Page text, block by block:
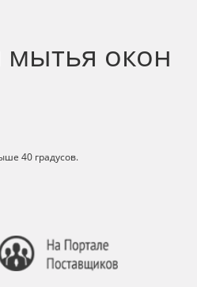
окон
40 градусов.